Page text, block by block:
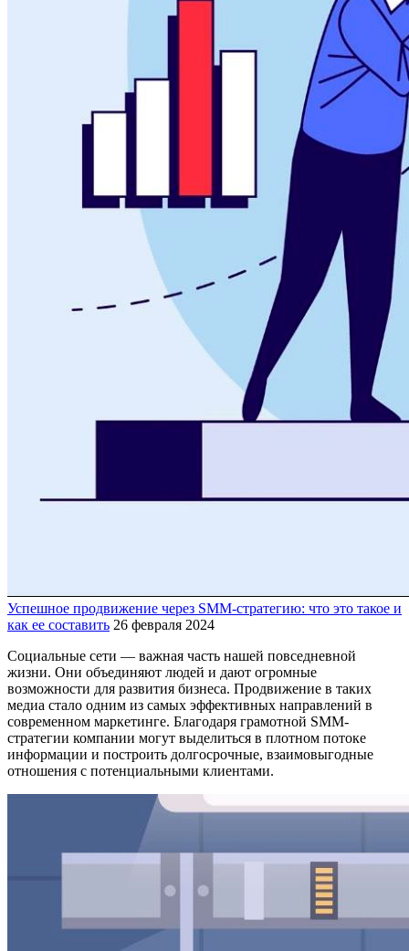
Успешное продвижение через SMM-стратегию: что это такое и
как ее составить 26 февраля 2024
Социальные сети — важная часть нашей повседневной
жизни. Они объединяют людей и дают огромные
возможности для развития бизнеса. Продвижение в таких
медиа стало одним из самых эффективных направлений в
современном маркетинге. Благодаря грамотной SMM-
стратегии компании могут выделиться в плотном потоке
информации и построить долгосрочные, взаимовыгодные
отношения с потенциальными клиентами.